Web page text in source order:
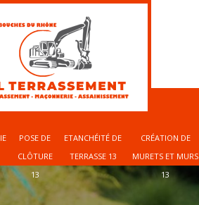
POSE DE
CLÔTURE
13
ETANCHÉITÉ DE
TERRASSE 13
CRÉATION DE
MURETS ET MURS
13